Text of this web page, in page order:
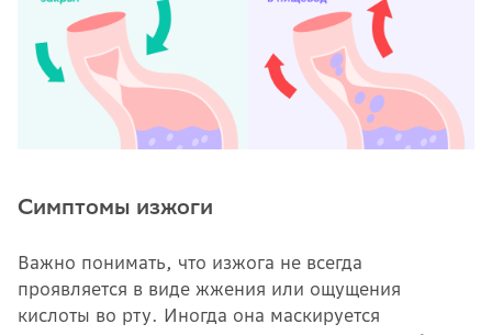
Симптомы изжоги
Важно понимать, что изжога не всегда
проявляется в виде жжения или ощущения
кислоты во рту. Иногда она маскируется